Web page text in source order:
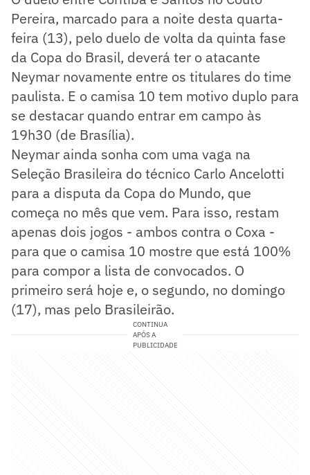
Pereira, marcado para a noite desta quarta-
feira (13), pelo duelo de volta da quinta fase
da Copa do Brasil, deverá ter o atacante
Neymar novamente entre os titulares do time
paulista. E o camisa 10 tem motivo duplo para
se destacar quando entrar em campo às
19h30 (de Brasília).
Neymar ainda sonha com uma vaga na
Seleção Brasileira do técnico Carlo Ancelotti
para a disputa da Copa do Mundo, que
começa no mês que vem. Para isso, restam
apenas dois jogos - ambos contra o Coxa -
para que o camisa 10 mostre que está 100%
para compor a lista de convocados. O
primeiro será hoje e, o segundo, no domingo
(17), mas pelo Brasileirão.
CONTINUA
APÓS A
PUBLICIDADE